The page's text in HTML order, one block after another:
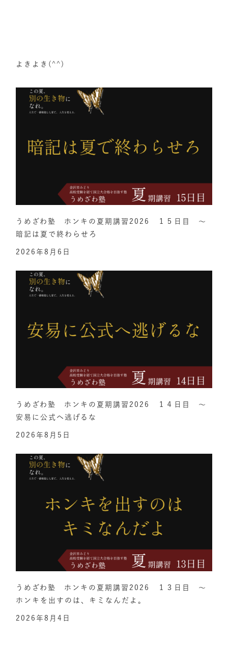
よきよき(^^)
うめざわ塾 ホンキの夏期講習2026 １５日目 ～
暗記は夏で終わらせろ
2026年8月6日
うめざわ塾 ホンキの夏期講習2026 １４日目 ～
安易に公式へ逃げるな
2026年8月5日
うめざわ塾 ホンキの夏期講習2026 １３日目 ～
ホンキを出すのは、キミなんだよ。
2026年8月4日